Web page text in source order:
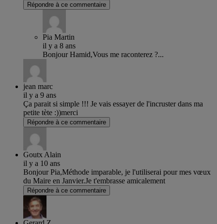
Répondre à ce commentaire
Pia Martin
il y a 8 ans
Bonjour Hamid,Vous me raconterez ?...
jean marc
il y a 9 ans
Ça parait si simple !!! Je vais essayer de l'incruster dans ma
petite tète :))merci
Répondre à ce commentaire
Goutx Alain
il y a 10 ans
Bonjour Pia,Méthode imparable, je l'utiliserai pour mes vœux
du Maire en Janvier.Je t'embrasse amicalement
Répondre à ce commentaire